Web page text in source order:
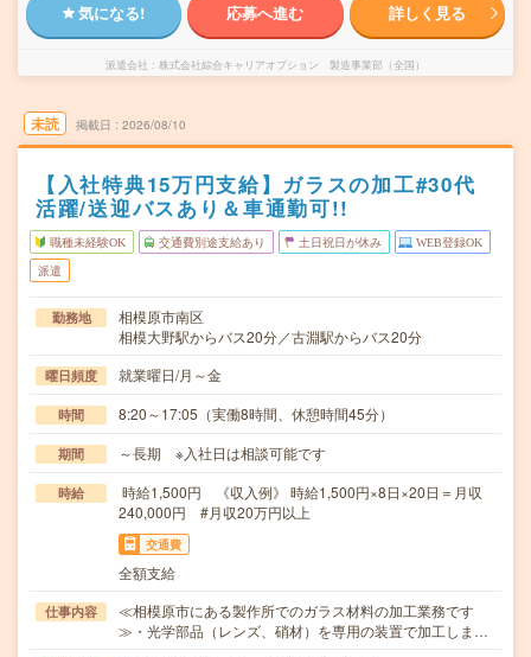
気になる! 応募へ進む 詳しく見る
派遣会社 株式会社綜合キャリアオプション 製造事業部（全国）
未読 掲載日 2026/08/10
【入社特典15万円支給】ガラスの加工#30代
活躍/送迎バスあり＆車通勤可!!
職種未経験OK 交通費別途支給あり 土日祝日が休み WEB登録OK
派遣
勤務地
相模原市南区
相模大野駅からバス20分／古淵駅からバス20分
曜日頻度 就業曜日/月～金
時間 8:20～17:05（実働8時間、休憩時間45分）
期間 ～長期 ※入社日は相談可能です
時給
時給1,500円 《収入例》 時給1,500円×8日×20日＝月収
240,000円 #月収20万円以上
交通費
全額支給
仕事内容
≪相模原市にある製作所でのガラス材料の加工業務です
≫・光学部品（レンズ、硝材）を専用の装置で加工しま…